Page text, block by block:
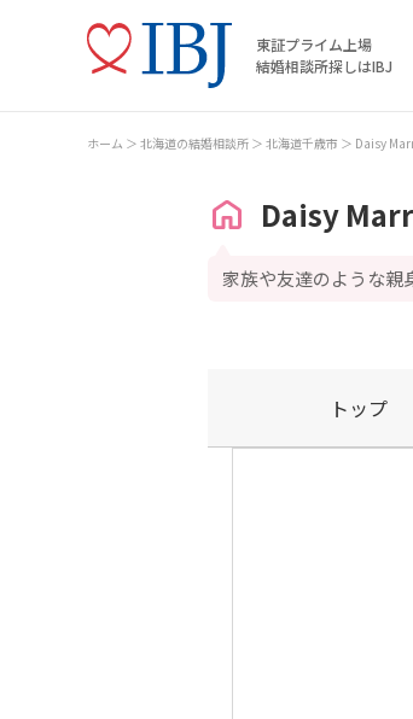
東証プライム上場
結婚相談所探しはIBJ
ホーム 北海道の結婚相談所 北海道千歳市 Daisy
Daisy
家族や友達のような親
トップ